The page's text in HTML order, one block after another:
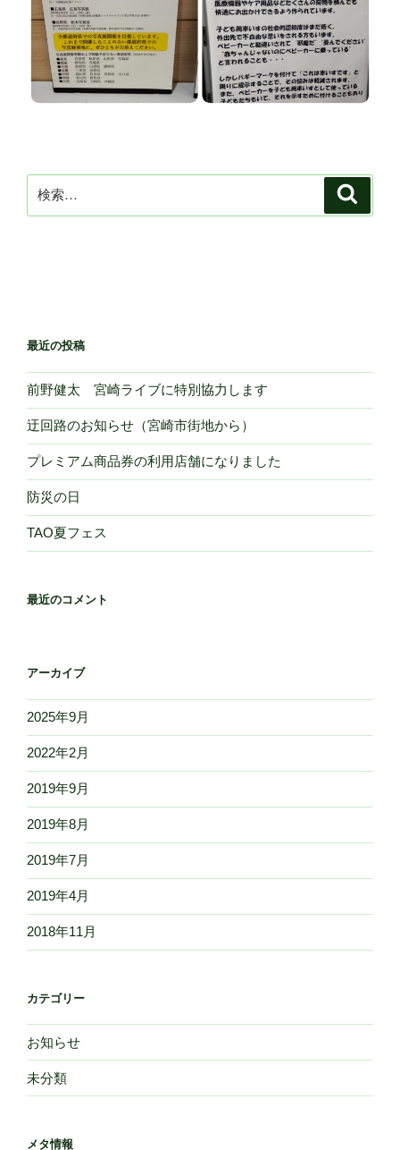
索:
最近の投稿
前野健太 宮崎ライブに特別協力します
迂回路のお知らせ（宮崎市街地から）
プレミアム商品券の利用店舗になりました
防災の日
TAO夏フェス
最近のコメント
アーカイブ
2025年9月
2022年2月
2019年9月
2019年8月
2019年7月
2019年4月
2018年11月
カテゴリー
お知らせ
未分類
メタ情報